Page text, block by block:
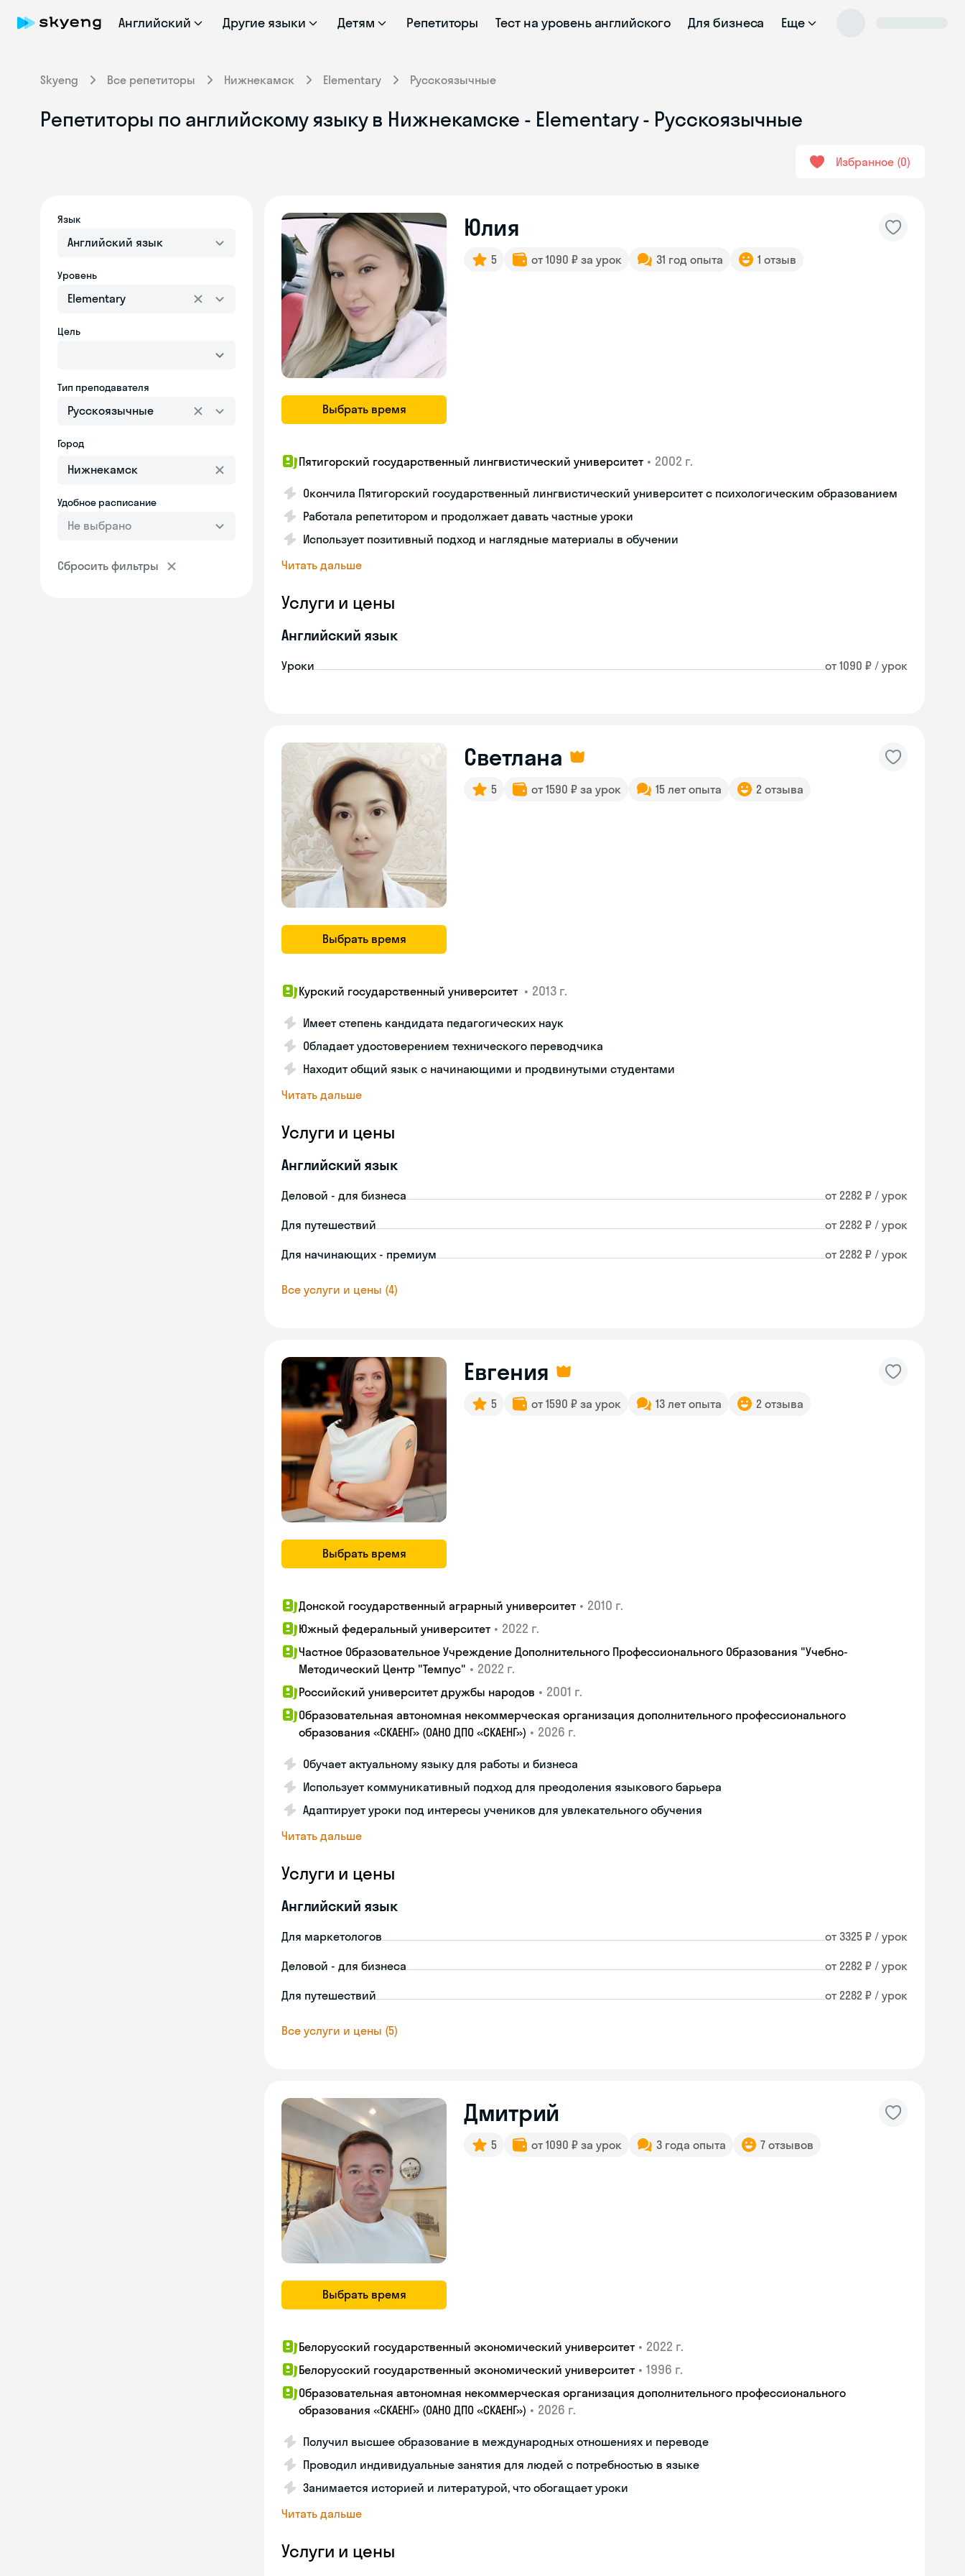
Английский Другие языки Детям Репетиторы Тест на уровень английского Для бизнеса Еще
Skyeng Все репетиторы Нижнекамск Elementary Русскоязычные
Репетиторы по английскому языку в Нижнекамске - Elementary - Русскоязычные
Избранное 0
Язык
Английский язык
Уровень
Elementary
Цель
Тип преподавателя
Русскоязычные
Город
Удобное расписание
Не выбрано
Сбросить фильтры
Выбрать время
Юлия
5 от 1090 ₽ за урок 31 год опыта 1 отзыв
Пятигорский государственный лингвистический университет • 2002 г.
Окончила Пятигорский государственный лингвистический университет с психологическим образованием
Работала репетитором и продолжает давать частные уроки
Использует позитивный подход и наглядные материалы в обучении
Читать дальше
Услуги и цены
Английский язык
Уроки от 1090 ₽ / урок
Выбрать время
Светлана
5 от 1590 ₽ за урок 15 лет опыта 2 отзыва
Курский государственный университет • 2013 г.
Имеет степень кандидата педагогических наук
Обладает удостоверением технического переводчика
Находит общий язык с начинающими и продвинутыми студентами
Читать дальше
Услуги и цены
Английский язык
Деловой - для бизнеса от 2282 ₽ / урок
Для путешествий от 2282 ₽ / урок
Для начинающих - премиум от 2282 ₽ / урок
Все услуги и цены (4)
Выбрать время
Евгения
5 от 1590 ₽ за урок 13 лет опыта 2 отзыва
Донской государственный аграрный университет • 2010 г.
Южный федеральный университет • 2022 г.
Частное Образовательное Учреждение Дополнительного Профессионального Образования "Учебно-
Методический Центр "Темпус" • 2022 г.
Российский университет дружбы народов • 2001 г.
Образовательная автономная некоммерческая организация дополнительного профессионального
образования «СКАЕНГ» (ОАНО ДПО «СКАЕНГ») • 2026 г.
Обучает актуальному языку для работы и бизнеса
Использует коммуникативный подход для преодоления языкового барьера
Адаптирует уроки под интересы учеников для увлекательного обучения
Читать дальше
Услуги и цены
Английский язык
Для маркетологов от 3325 ₽ / урок
Деловой - для бизнеса от 2282 ₽ / урок
Для путешествий от 2282 ₽ / урок
Все услуги и цены (5)
Выбрать время
Дмитрий
5 от 1090 ₽ за урок 3 года опыта 7 отзывов
Белорусский государственный экономический университет • 2022 г.
Белорусский государственный экономический университет • 1996 г.
Образовательная автономная некоммерческая организация дополнительного профессионального
образования «СКАЕНГ» (ОАНО ДПО «СКАЕНГ») • 2026 г.
Получил высшее образование в международных отношениях и переводе
Проводил индивидуальные занятия для людей с потребностью в языке
Занимается историей и литературой, что обогащает уроки
Читать дальше
Услуги и цены